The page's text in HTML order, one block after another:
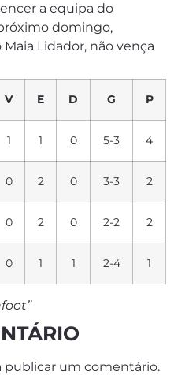
a equipa do
domingo,
Lidador, não vença
V E D G P
1 1 0 5-3 4
0 2 0 3-3 2
0 2 0 2-2 2
0 1 1 2-4 1
publicar um comentário.